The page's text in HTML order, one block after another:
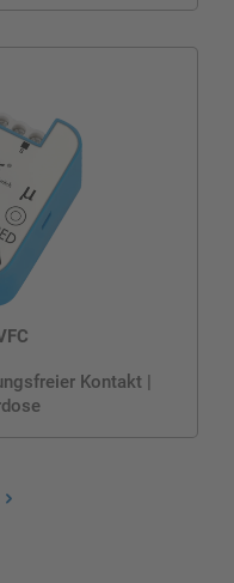
Kontakt |